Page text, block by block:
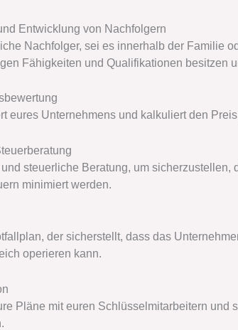
Entwicklung von Nachfolgern
Nachfolger, sei es innerhalb der Familie
Fähigkeiten und Qualifikationen besitzen
eures Unternehmens und kalkuliert den
steuerliche Beratung, um
minimiert werden.
der sicherstellt, dass das
operieren kann.
Pläne mit euren Schlüsselmitarbeitern und